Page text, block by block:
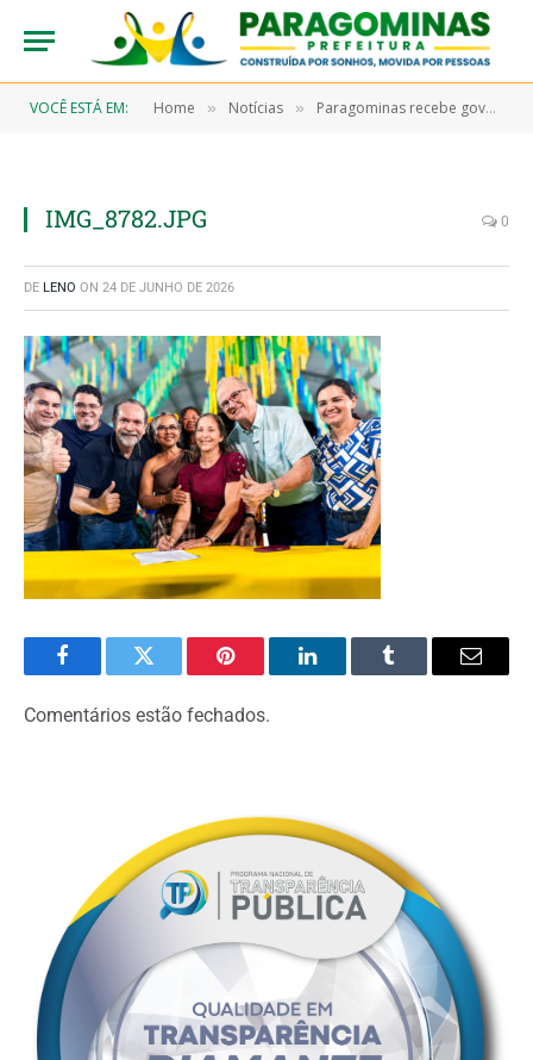
VOCÊ ESTÁ EM: Home » Notícias » Paragominas recebe governadora do Estado e celebra investimentos para o desenvolvimento do município
IMG_8782.JPG 0
DE LENO ON 24 DE JUNHO DE 2026
FacebookTwitter Pinterest LinkedInTumblr Email
Comentários estão fechados.